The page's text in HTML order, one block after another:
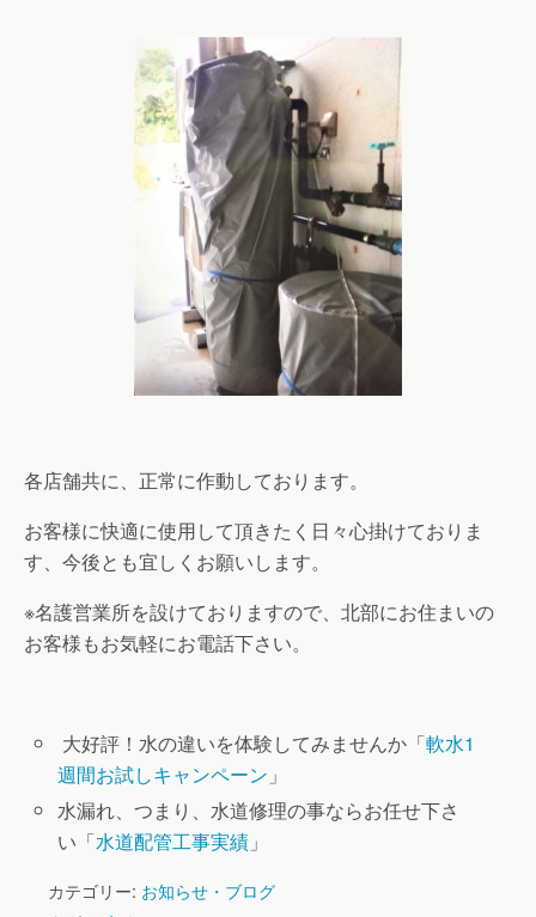
各店舗共に、正常に作動しております。
お客様に快適に使用して頂きたく日々心掛けておりま
す、今後とも宜しくお願いします。
※名護営業所を設けておりますので、北部にお住まいの
お客様もお気軽にお電話下さい。
大好評！水の違いを体験してみませんか「軟水1
週間お試しキャンペーン 」
水漏れ、つまり、水道修理の事ならお任せ下さ
い「水道配管工事実績 」
カテゴリー: お知らせ・ブログ